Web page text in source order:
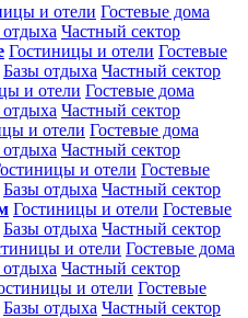
и отели Гостевые дома
Частный сектор
Гостиницы и отели Гостевые
Базы отдыха Частный сектор
и отели Гостевые дома
Частный сектор
и отели Гостевые дома
Частный сектор
и отели Гостевые
Базы отдыха Частный сектор
Гостиницы и отели Гостевые
Базы отдыха Частный сектор
и отели Гостевые дома
Частный сектор
и отели Гостевые
Базы отдыха Частный сектор